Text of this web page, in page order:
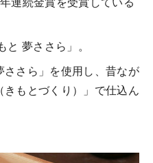
連続金賞を受賞している
と 夢ささら」。
さら」を使用し、昔なが
きもとづくり）」で仕込ん